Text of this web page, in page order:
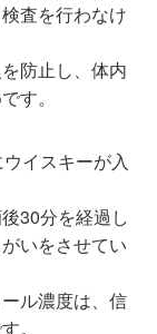
査を行わなけ
防止し、体内
す。
イスキーが入
30分を経過し
いをさせてい
ル濃度は、信
。